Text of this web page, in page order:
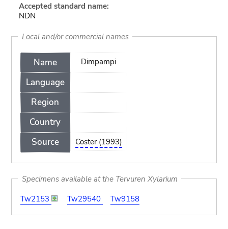
Accepted standard name:
NDN
Local and/or commercial names
Name
Language
Region
Country
Source
Dimpampi
Coster (1993)
Specimens available at the Tervuren Xylarium
Tw2153
Tw29540 Tw9158